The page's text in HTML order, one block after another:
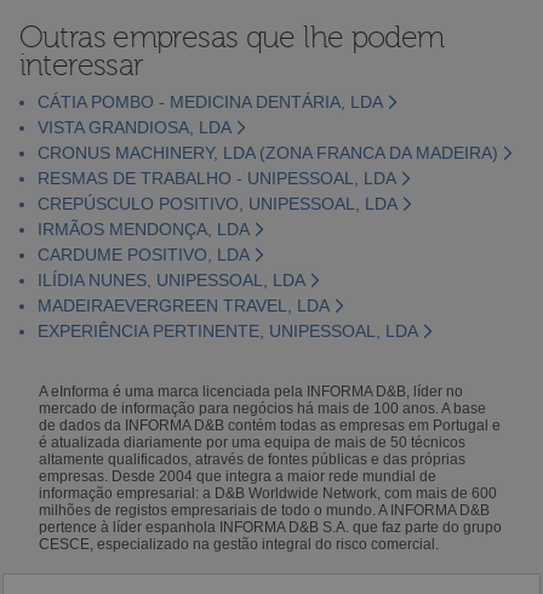
Outras empresas que lhe podem
interessar
CÁTIA POMBO - MEDICINA DENTÁRIA, LDA
VISTA GRANDIOSA, LDA
CRONUS MACHINERY, LDA (ZONA FRANCA DA MADEIRA)
RESMAS DE TRABALHO - UNIPESSOAL, LDA
CREPÚSCULO POSITIVO, UNIPESSOAL, LDA
IRMÃOS MENDONÇA, LDA
CARDUME POSITIVO, LDA
ILÍDIA NUNES, UNIPESSOAL, LDA
MADEIRAEVERGREEN TRAVEL, LDA
EXPERIÊNCIA PERTINENTE, UNIPESSOAL, LDA
A eInforma é uma marca licenciada pela INFORMA D&B, líder no
mercado de informação para negócios há mais de 100 anos. A base
de dados da INFORMA D&B contém todas as empresas em Portugal e
é atualizada diariamente por uma equipa de mais de 50 técnicos
altamente qualificados, através de fontes públicas e das próprias
empresas. Desde 2004 que integra a maior rede mundial de
informação empresarial: a D&B Worldwide Network, com mais de 600
milhões de registos empresariais de todo o mundo. A INFORMA D&B
pertence à líder espanhola INFORMA D&B S.A. que faz parte do grupo
CESCE, especializado na gestão integral do risco comercial.